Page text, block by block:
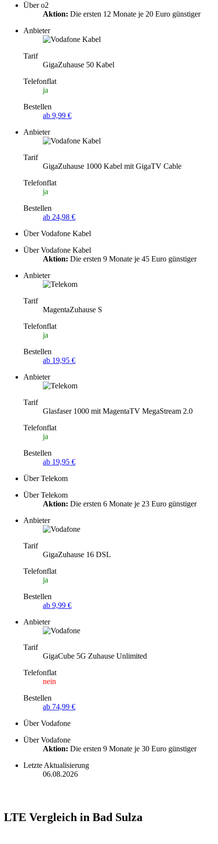
Über o2
Aktion: Die ersten 12 Monate je 20 Euro günstiger
Anbieter
Tarif
GigaZuhause 50 Kabel
Telefonflat
ja
Bestellen
ab 9,99 €
Anbieter
Tarif
GigaZuhause 1000 Kabel mit GigaTV Cable
Telefonflat
ja
Bestellen
ab 24,98 €
Über Vodafone Kabel
Über Vodafone Kabel
Aktion: Die ersten 9 Monate je 45 Euro günstiger
Anbieter
Tarif
MagentaZuhause S
Telefonflat
ja
Bestellen
ab 19,95 €
Anbieter
Tarif
Glasfaser 1000 mit MagentaTV MegaStream 2.0
Telefonflat
ja
Bestellen
ab 19,95 €
Über Telekom
Über Telekom
Aktion: Die ersten 6 Monate je 23 Euro günstiger
Anbieter
Tarif
GigaZuhause 16 DSL
Telefonflat
ja
Bestellen
ab 9,99 €
Anbieter
Tarif
GigaCube 5G Zuhause Unlimited
Telefonflat
nein
Bestellen
ab 74,99 €
Über Vodafone
Über Vodafone
Aktion: Die ersten 9 Monate je 30 Euro günstiger
Letzte Aktualisierung
06.08.2026
LTE Vergleich in Bad Sulza